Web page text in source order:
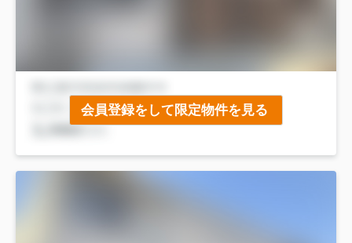
会員登録をして限定物件を見る